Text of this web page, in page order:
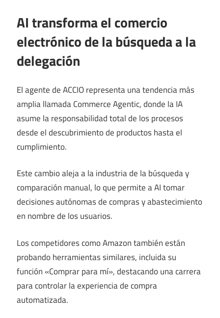
AI transforma el comercio
electrónico de la búsqueda a la
delegación
El agente de ACCIO representa una tendencia más
amplia llamada Commerce Agentic, donde la IA
asume la responsabilidad total de los procesos
desde el descubrimiento de productos hasta el
cumplimiento.
Este cambio aleja a la industria de la búsqueda y
comparación manual, lo que permite a AI tomar
decisiones autónomas de compras y abastecimiento
en nombre de los usuarios.
Los competidores como Amazon también están
probando herramientas similares, incluida su
función «Comprar para mí», destacando una carrera
para controlar la experiencia de compra
automatizada.